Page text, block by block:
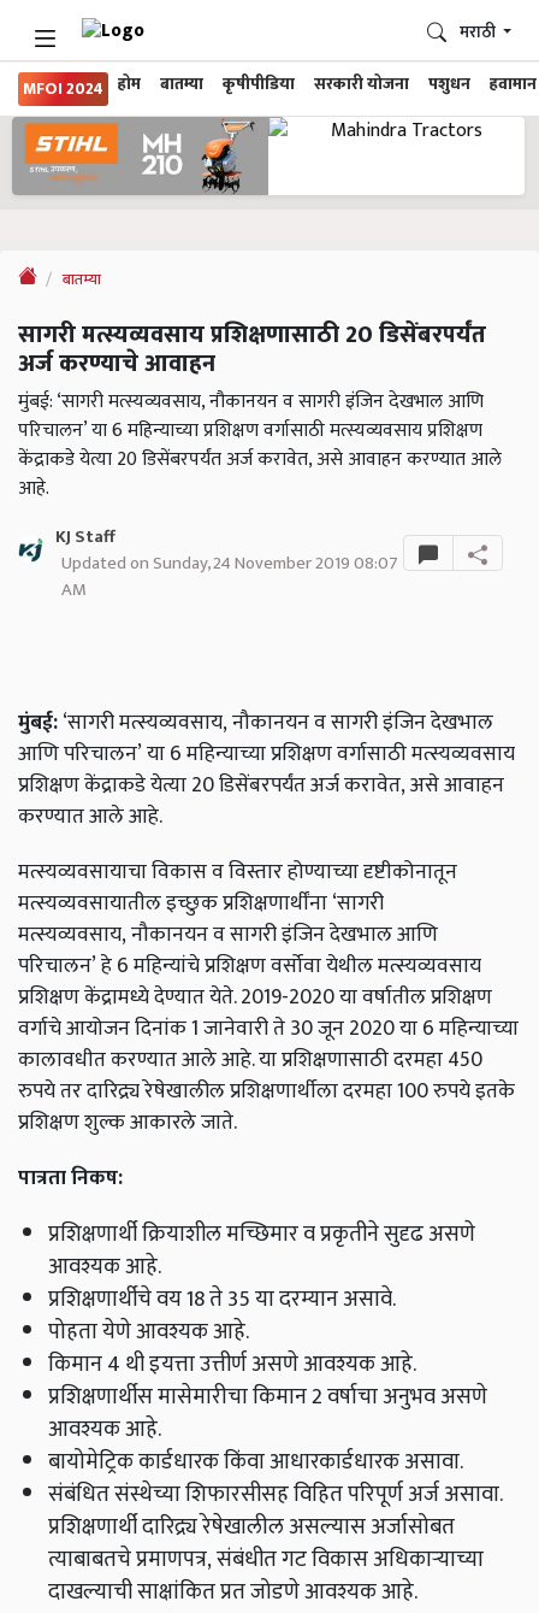
MFOI 2024 होम बातम्या कृषीपीडिया सरकारी योजना पशुधन हवामान
मराठी
बातम्या
सागरी मत्स्यव्यवसाय प्रशिक्षणासाठी 20 डिसेंबरपर्यंत
अर्ज करण्याचे आवाहन
मुंबई: ‘सागरी मत्स्यव्यवसाय, नौकानयन व सागरी इंजिन देखभाल आणि
परिचालन’ या 6 महिन्याच्या प्रशिक्षण वर्गासाठी मत्स्यव्यवसाय प्रशिक्षण
केंद्राकडे येत्या 20 डिसेंबरपर्यंत अर्ज करावेत, असे आवाहन करण्यात आले
आहे.
KJ Staff
Updated on Sunday, 24 November 2019 08:07
AM
मुंबई:‘सागरी मत्स्यव्यवसाय,नौकानयन व सागरी इंजिन देखभाल
आणि परिचालन’या 6 महिन्याच्या प्रशिक्षण वर्गासाठी मत्स्यव्यवसाय
प्रशिक्षण केंद्राकडे येत्या 20 डिसेंबरपर्यंत अर्ज करावेत,असे आवाहन
करण्यात आले आहे.
मत्स्यव्यवसायाचा विकास व विस्तार होण्याच्या दृष्टीकोनातून
मत्स्यव्यवसायातील इच्छुक प्रशिक्षणार्थींना‘सागरी
मत्स्यव्यवसाय,नौकानयन व सागरी इंजिन देखभाल आणि
परिचालन’हे 6 महिन्यांचे प्रशिक्षण वर्सोवा येथील मत्स्यव्यवसाय
प्रशिक्षण केंद्रामध्ये देण्यात येते. 2019-2020 या वर्षातील प्रशिक्षण
वर्गाचे आयोजन दिनांक 1 जानेवारी ते 30 जून 2020 या 6 महिन्याच्या
कालावधीत करण्यात आले आहे. या प्रशिक्षणासाठी दरमहा 450
रुपये तर दारिद्र्य रेषेखालील प्रशिक्षणार्थीला दरमहा 100 रुपये इतके
प्रशिक्षण शुल्क आकारले जाते.
पात्रता निकष:
प्रशिक्षणार्थी क्रियाशील मच्छिमार व प्रकृतीने सुदृढ असणे
आवश्यक आहे.
प्रशिक्षणार्थीचे वय 18 ते 35 या दरम्यान असावे.
पोहता येणे आवश्यक आहे.
किमान 4 थी इयत्ता उत्तीर्ण असणे आवश्यक आहे.
प्रशिक्षणार्थीस मासेमारीचा किमान 2 वर्षाचा अनुभव असणे
आवश्यक आहे.
बायोमेट्रिक कार्डधारक किंवा आधारकार्डधारक असावा.
संबंधित संस्थेच्या शिफारसीसह विहित परिपूर्ण अर्ज असावा.
प्रशिक्षणार्थी दारिद्र्य रेषेखालील असल्यास अर्जासोबत
त्याबाबतचे प्रमाणपत्र,संबंधीत गट विकास अधिकाऱ्याच्या
दाखल्याची साक्षांकित प्रत जोडणे आवश्यक आहे.